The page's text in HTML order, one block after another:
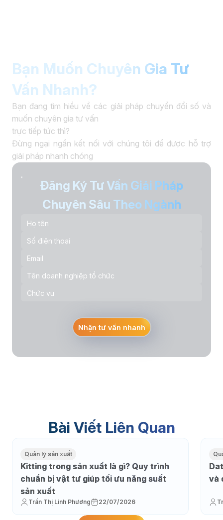
Bạn Muốn Chuyên Gia Tư
Vấn Nhanh?
Bạn đang tìm hiểu về các giải pháp chuyển đổi số và
muốn chuyên gia tư vấn
trực tiếp tức thì?
Đừng ngại ngần kết nối với chúng tôi để được hỗ trợ
giải pháp nhanh chóng
Đăng Ký Tư Vấn Giải Pháp
Chuyên Sâu Theo Ngành
Nhận tư vấn nhanh
Bài Viết Liên Quan
Quản lý sản xuất
Kitting trong sản xuất là gì? Quy trình
chuẩn bị vật tư giúp tối ưu năng suất
sản xuất
Trần Thị Linh Phương 22/07/2026
và